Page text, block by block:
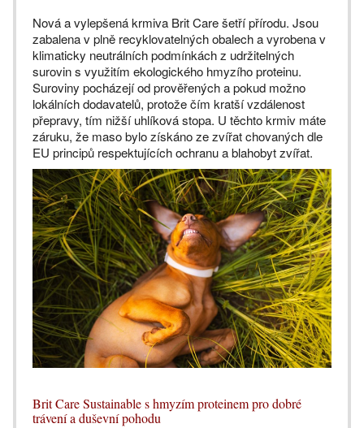
Nová a vylepšená krmiva Brit Care šetří přírodu. Jsou
zabalena v plně recyklovatelných obalech a vyrobena v
klimaticky neutrálních podmínkách z udržitelných
surovin s využitím ekologického hmyzího proteinu.
Suroviny pocházejí od prověřených a pokud možno
lokálních dodavatelů, protože čím kratší vzdálenost
přepravy, tím nižší uhlíková stopa. U těchto krmiv máte
záruku, že maso bylo získáno ze zvířat chovaných dle
EU principů respektujících ochranu a blahobyt zvířat.
Brit Care Sustainable s hmyzím proteinem pro dobré
trávení a duševní pohodu